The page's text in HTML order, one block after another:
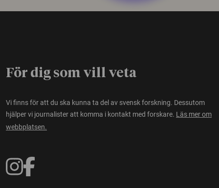
För dig som vill veta
Vi finns för att du ska kunna ta del av svensk forskning. Dessutom
hjälper vi journalister att komma i kontakt med forskare. Läs mer om
webbplatsen.